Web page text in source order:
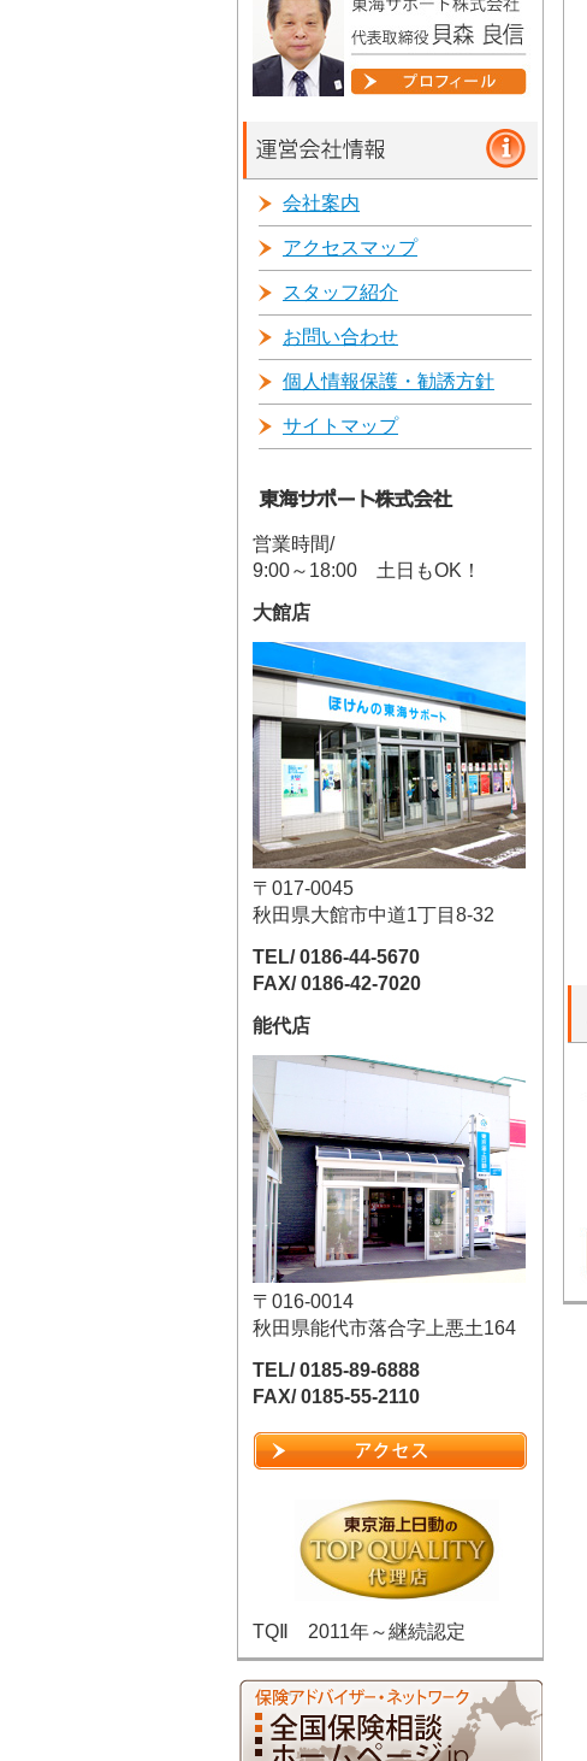
会社案内
アクセスマップ
スタッフ紹介
お問い合わせ
個人情報保護・勧誘方針
サイトマップ
営業時間/
9:00～18:00 土日もOK！
大館店
〒017-0045
秋田県大館市中道1丁目8-32
TEL/ 0186-44-5670
FAX/ 0186-42-7020
能代店
〒016-0014
秋田県能代市落合字上悪土164
TEL/ 0185-89-6888
FAX/ 0185-55-2110
TQⅡ 2011年～継続認定